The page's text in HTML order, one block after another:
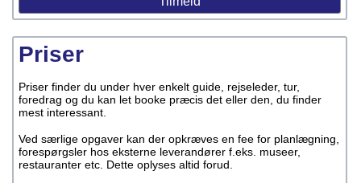
Priser
Priser finder du under hver enkelt guide, rejseleder, tur,
foredrag og du kan let booke præcis det eller den, du finder
mest interessant.
Ved særlige opgaver kan der opkræves en fee for planlægning,
forespørgsler hos eksterne leverandører f.eks. museer,
restauranter etc. Dette oplyses altid forud.